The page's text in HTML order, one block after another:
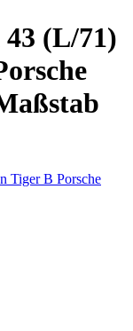
(L/71)